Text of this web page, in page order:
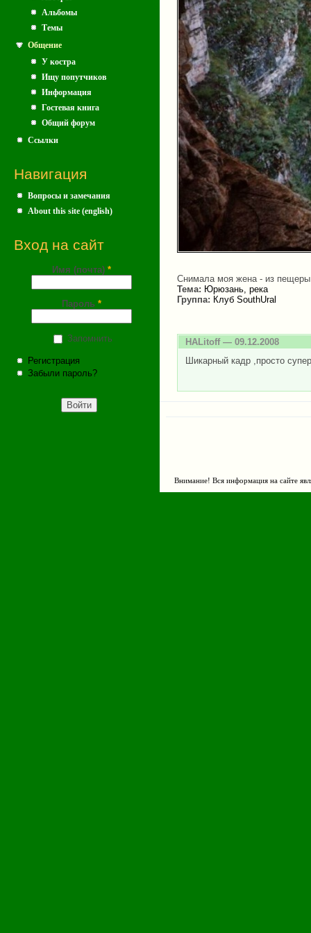
Альбомы
Темы
Общение
У костра
Ищу попутчиков
Информация
Гостевая книга
Общий форум
Ссылки
Навигация
Вопросы и замечания
About this site (english)
Вход на сайт
Имя (почта) *
Пароль *
Запомнить
Регистрация
Забыли пароль?
Снимала моя жена - из
Тема: Юрюзань, река
Группа: Клуб SouthUral
HALitoff— 09.12.2008
Шикарный кадр ,просто
Внимание! Вся информация на сайте